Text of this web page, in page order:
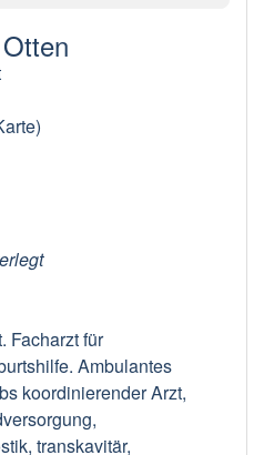
)
Facharzt für
Ambulantes
koordinierender Arzt,
transkavitär,